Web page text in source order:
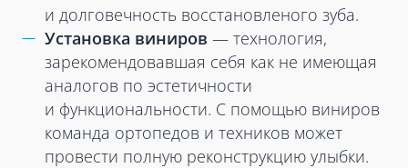
и долговечность восстановленого зуба.
Установка виниров — технология,
зарекомендовавшая себя как не имеющая
аналогов по эстетичности
и функциональности. С помощью виниров
команда ортопедов и техников может
провести полную реконструкцию улыбки.